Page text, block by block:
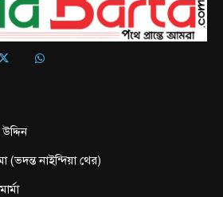
(ভদন্ত নাইন্দিয়া থের)